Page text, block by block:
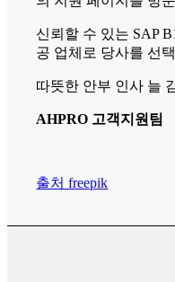
신뢰할 수 있는 SAP
공 업체로 당사를 선
따뜻한 안부 인사 늘
AHPRO 고객지원팀
출처 freepik